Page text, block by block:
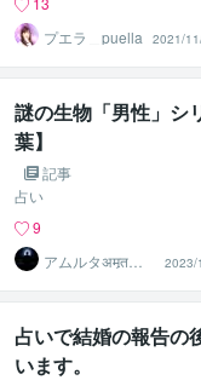
プエラ＿puella
2021/
謎の生物「男性」シ
葉】
記事
占い
9
アムルタअमृत
神々との対話・
霊視鑑定士
2023/
占いで結婚の報告の
います。